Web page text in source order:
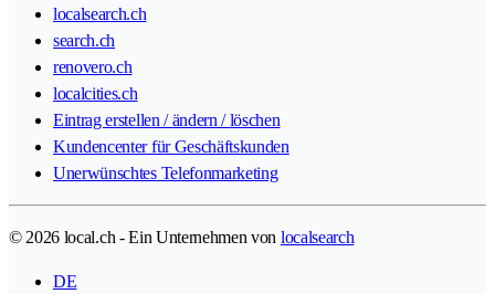
localsearch.ch
search.ch
renovero.ch
localcities.ch
Eintrag erstellen / ändern / löschen
Kundencenter für Geschäftskunden
Unerwünschtes Telefonmarketing
© 2026 local.ch - Ein Unternehmen von localsearch
DE